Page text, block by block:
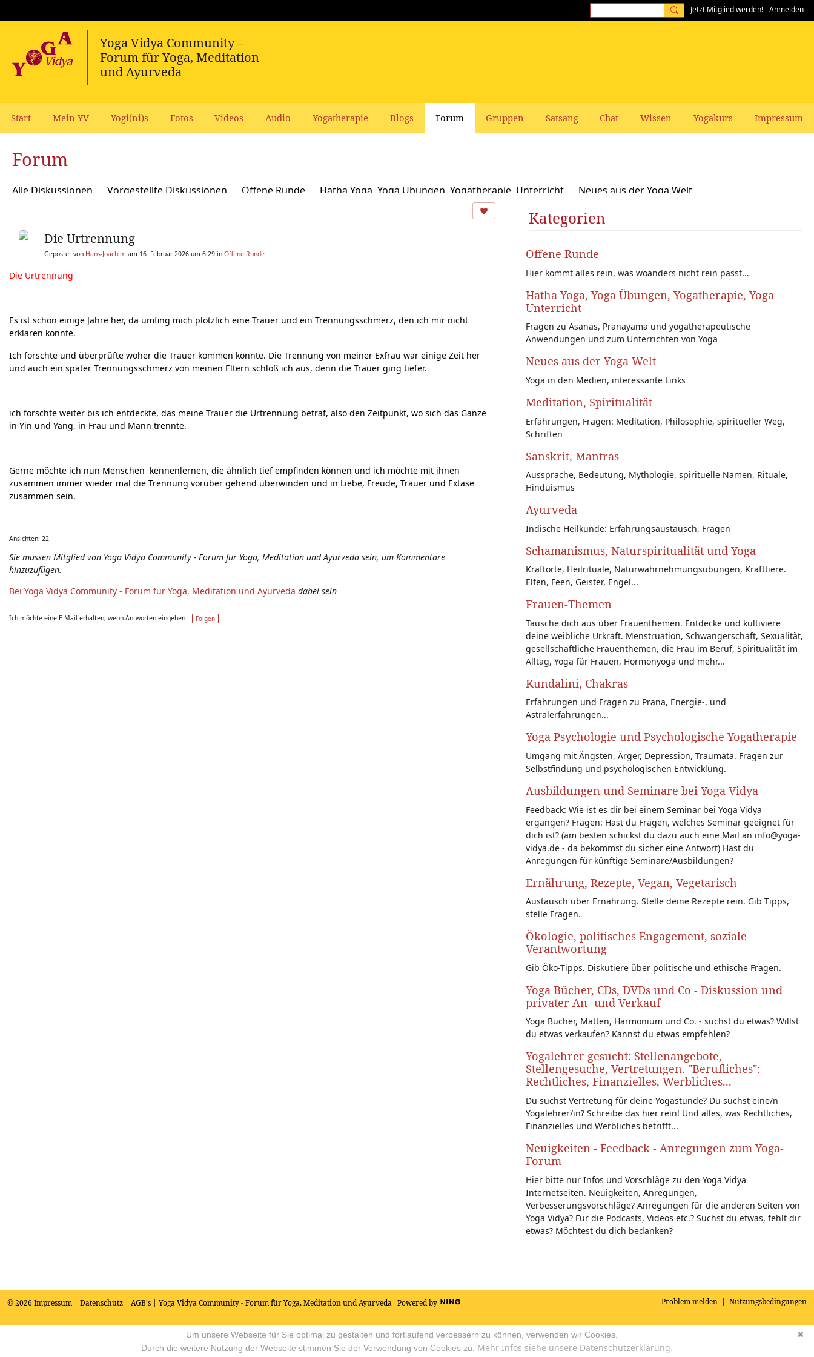
Jetzt Mitglied werden! Anmelden
Start Mein YV Yogi(ni)s Fotos Videos Audio Yogatherapie Blogs Forum Gruppen Satsang Chat Wissen Yogakurs Impressum
Forum
Alle Diskussionen Vorgestellte Diskussionen Offene Runde Hatha Yoga, Yoga Übungen, Yogatherapie, Unterricht
Neues aus der Yoga Welt
Schamanismus, Naturspiritualität und Yoga Frauen-Themen
Yoga Psychologie und Psychologische Yogatherapie
Die Urtrennung
Gepostet von Hans-Joachim am 16. Februar 2026 um 6:29 in Offene Runde
Die Urtrennung
Es ist schon einige Jahre her, da umfing mich plötzlich eine Trauer und ein Trennungsschmerz, den ich mir nicht
erklären konnte.
Ich forschte und überprüfte woher die Trauer kommen konnte. Die Trennung von meiner Exfrau war einige Zeit her
und auch ein später Trennungsschmerz von meinen Eltern schloß ich aus, denn die Trauer ging tiefer.
ich forschte weiter bis ich entdeckte, das meine Trauer die Urtrennung betraf, also den Zeitpunkt, wo sich das Ganze
in Yin und Yang, in Frau und Mann trennte.
Gerne möchte ich nun Menschen kennenlernen, die ähnlich tief empfinden können und ich möchte mit ihnen
zusammen immer wieder mal die Trennung vorüber gehend überwinden und in Liebe, Freude, Trauer und Extase
zusammen sein.
Ansichten: 22
Sie müssen Mitglied von Yoga Vidya Community - Forum für Yoga, Meditation und Ayurveda sein, um Kommentare
hinzuzufügen.
Bei Yoga Vidya Community - Forum für Yoga, Meditation und Ayurveda dabei sein
Ich möchte eine E-Mail erhalten, wenn Antworten eingehen – Folgen
Kategorien
Offene Runde
Hier kommt alles rein, was woanders nicht rein passt...
Hatha Yoga, Yoga Übungen, Yogatherapie, Yoga
Unterricht
Fragen zu Asanas, Pranayama und yogatherapeutische
Anwendungen und zum Unterrichten von Yoga
Neues aus der Yoga Welt
Yoga in den Medien, interessante Links
Meditation, Spiritualität
Erfahrungen, Fragen: Meditation, Philosophie, spiritueller Weg,
Schriften
Sanskrit, Mantras
Aussprache, Bedeutung, Mythologie, spirituelle Namen, Rituale,
Hinduismus
Ayurveda
Indische Heilkunde: Erfahrungsaustausch, Fragen
Schamanismus, Naturspiritualität und Yoga
Kraftorte, Heilrituale, Naturwahrnehmungsübungen, Krafttiere.
Elfen, Feen, Geister, Engel...
Frauen-Themen
Tausche dich aus über Frauenthemen. Entdecke und kultiviere
deine weibliche Urkraft. Menstruation, Schwangerschaft, Sexualität,
gesellschaftliche Frauenthemen, die Frau im Beruf, Spiritualität im
Alltag, Yoga für Frauen, Hormonyoga und mehr...
Kundalini, Chakras
Erfahrungen und Fragen zu Prana, Energie-, und
Astralerfahrungen...
Yoga Psychologie und Psychologische Yogatherapie
Umgang mit Ängsten, Ärger, Depression, Traumata. Fragen zur
Selbstfindung und psychologischen Entwicklung.
Ausbildungen und Seminare bei Yoga Vidya
Feedback: Wie ist es dir bei einem Seminar bei Yoga Vidya
ergangen? Fragen: Hast du Fragen, welches Seminar geeignet für
dich ist? (am besten schickst du dazu auch eine Mail an info@yoga-
vidya.de - da bekommst du sicher eine Antwort) Hast du
Anregungen für künftige Seminare/Ausbildungen?
Ernährung, Rezepte, Vegan, Vegetarisch
Austausch über Ernährung. Stelle deine Rezepte rein. Gib Tipps,
stelle Fragen.
Ökologie, politisches Engagement, soziale
Verantwortung
Gib Öko-Tipps. Diskutiere über politische und ethische Fragen.
Yoga Bücher, CDs, DVDs und Co - Diskussion und
privater An- und Verkauf
Yoga Bücher, Matten, Harmonium und Co. - suchst du etwas? Willst
du etwas verkaufen? Kannst du etwas empfehlen?
Yogalehrer gesucht: Stellenangebote,
Stellengesuche, Vertretungen. "Berufliches":
Rechtliches, Finanzielles, Werbliches...
Du suchst Vertretung für deine Yogastunde? Du suchst eine/n
Yogalehrer/in? Schreibe das hier rein! Und alles, was Rechtliches,
Finanzielles und Werbliches betrifft...
Neuigkeiten - Feedback - Anregungen zum Yoga-
Forum
Hier bitte nur Infos und Vorschläge zu den Yoga Vidya
Internetseiten. Neuigkeiten, Anregungen,
Verbesserungsvorschläge? Anregungen für die anderen Seiten von
Yoga Vidya? Für die Podcasts, Videos etc.? Suchst du etwas, fehlt dir
etwas? Möchtest du dich bedanken?
Problem melden | Nutzungsbedingungen
© 2026 Impressum | Datenschutz | AGB's | Yoga Vidya Community - Forum für Yoga, Meditation und Ayurveda Powered by
✖
Um unsere Webseite für Sie optimal zu gestalten und fortlaufend verbessern zu können, verwenden wir Cookies.
Durch die weitere Nutzung der Webseite stimmen Sie der Verwendung von Cookies zu. Mehr Infos siehe unsere Datenschutzerklärung.